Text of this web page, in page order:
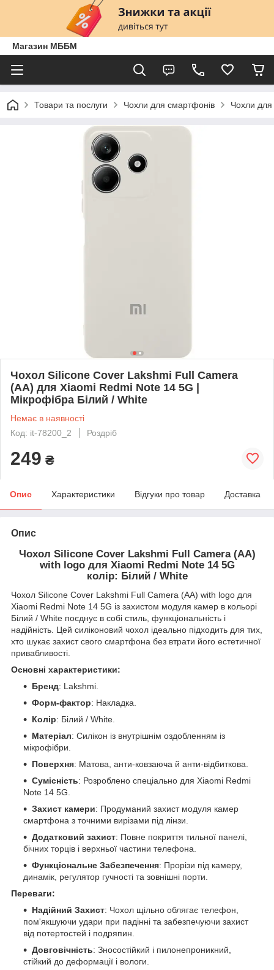
Магазин МББМ
Товари та послуги Чохли для смартфонів Чохли
Чохол Silicone Cover Lakshmi Full Camera
(AA) для Xiaomi Redmi Note 14 5G |
Мікрофібра Білий / White
Немає в наявності
Код: it-78200_2
Роздріб
249 ₴
Опис Характеристики Відгуки про товар Доставка
Опис
Чохол Silicone Cover Lakshmi Full Camera (AA)
with logo для Xiaomi Redmi Note 14 5G
колір: Білий / White
Чохол Silicone Cover Lakshmi Full Camera (AA) with logo для
Xiaomi Redmi Note 14 5G із захистом модуля камер в кольорі
Білий / White поєднує в собі стиль, функціональність і
надійність. Цей силіконовий чохол ідеально підходить для тих,
хто шукає захист свого смартфона без втрати його естетичної
привабливості.
Основні характеристики:
Бренд: Lakshmi.
Форм-фактор: Накладка.
Колір: Білий / White.
Матеріал: Силікон із внутрішнім оздобленням із
мікрофібри.
Поверхня: Матова, анти-ковзаюча й анти-відбиткова.
Сумісність: Розроблено спеціально для Xiaomi Redmi
Note 14 5G.
Захист камери: Продуманий захист модуля камер
смартфона з точними вирізами під лінзи.
Додатковий захист: Повне покриття тильної панелі,
бічних торців і верхньої частини телефона.
Функціональне Забезпечення: Прорізи під камеру,
динамік, регулятор гучності та зовнішні порти.
Переваги:
Надійний Захист: Чохол щільно облягає телефон,
пом'якшуючи удари при падінні та забезпечуючи захист
від потертостей і подряпин.
Довговічність: Зносостійкий і пилонепроникний,
стійкий до деформації і вологи.